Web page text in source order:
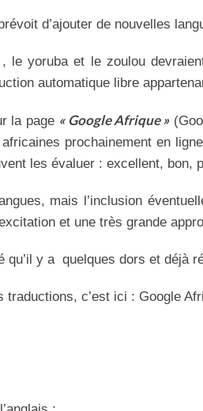
d’ajouter de nouvelles
le yoruba et le zoulou
automatique libre
la page « Google Afrique »
prochainement en
les évaluer : excellent, bon,
mais l’inclusion
et une très grande
qu’il y a quelques dors et déjà
c’est ici : Google